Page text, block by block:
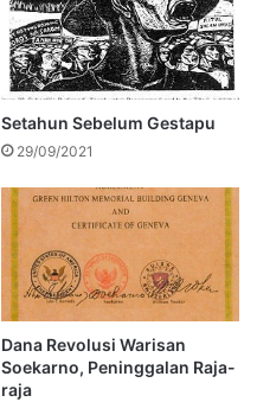
Setahun Sebelum Gestapu
29/09/2021
Dana Revolusi Warisan
Soekarno, Peninggalan Raja-
raja